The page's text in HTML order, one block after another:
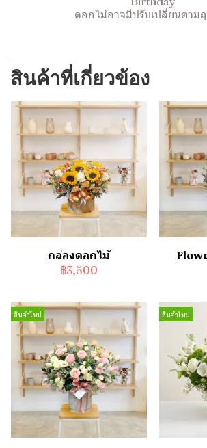
ดอกไม้อาจมีปรับเปลี่ยนตาม
สินค้าที่เกี่ยวข้อง
กล่องดอกไม้
฿3,500
สินค้าใหม่ สินค้าใหม่